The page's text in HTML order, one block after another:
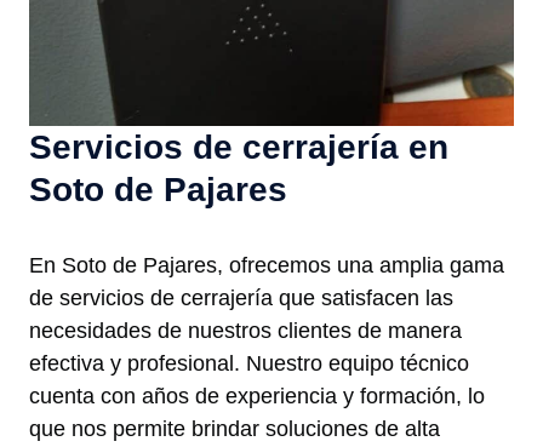
Servicios de cerrajería en
Soto de Pajares
En Soto de Pajares, ofrecemos una amplia gama
de servicios de cerrajería que satisfacen las
necesidades de nuestros clientes de manera
efectiva y profesional. Nuestro equipo técnico
cuenta con años de experiencia y formación, lo
que nos permite brindar soluciones de alta